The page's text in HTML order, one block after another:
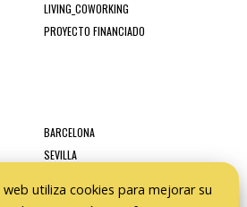
LIVING_COWORKING
PROYECTO FINANCIADO
BARCELONA
SEVILLA
utiliza cookies para mejorar su